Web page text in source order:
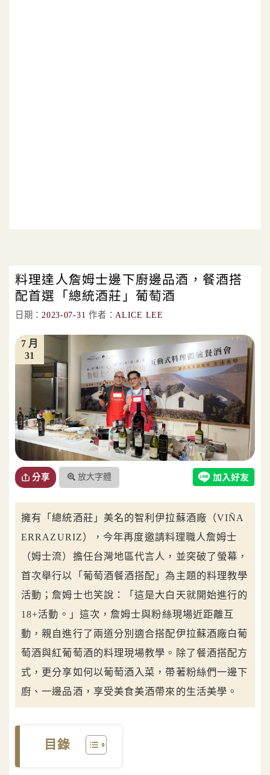
料理達人詹姆士邊下廚邊品酒，餐酒搭
配首選「總統酒莊」葡萄酒
日期： 2023-07-31 作者： ALICE LEE
31
7 月
分享 放大字體
擁有「總統酒莊」美名的智利伊拉蘇酒廠（VIÑA
ERRAZURIZ），今年再度邀請料理職人詹姆士
（姆士流）擔任台灣地區代言人，並突破了螢幕，
首次舉行以「葡萄酒餐酒搭配」為主題的料理教學
活動；詹姆士也笑說：「這是大白天就開始進行的
18+活動。」這次，詹姆士與粉絲現場近距離互
動，親自進行了兩道分別適合搭配伊拉蘇酒廠白葡
萄酒與紅葡萄酒的料理現場教學。除了餐酒搭配方
式，更分享如何以葡萄酒入菜，帶著粉絲們一邊下
廚、一邊品酒，享受美食美酒帶來的生活美學。
目錄